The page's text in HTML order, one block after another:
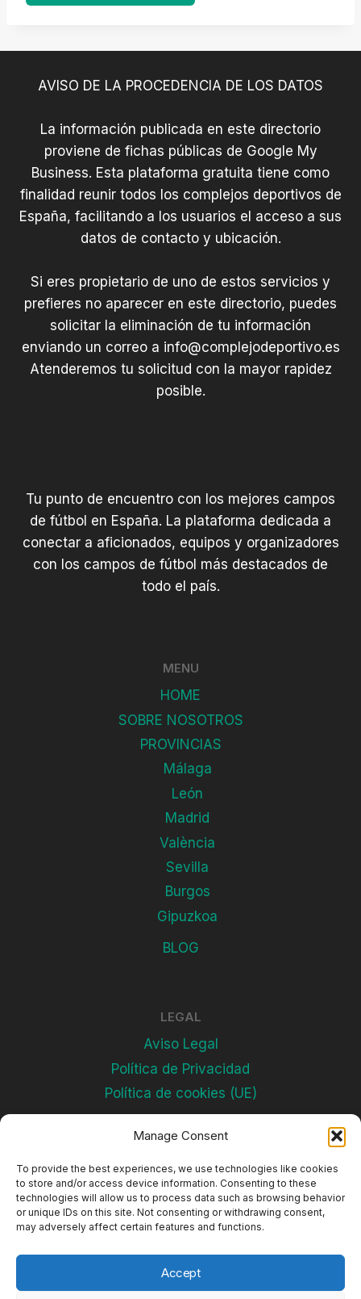
Manage Consent
To provide the best experiences, we use technologies like cookies
to store and/or access device information. Consenting to these
technologies will allow us to process data such as browsing behavior
or unique IDs on this site. Not consenting or withdrawing consent,
may adversely affect certain features and functions.
Accept
AVISO DE LA PROCEDENCIA DE LOS DATOS
La información publicada en este directorio
proviene de fichas públicas de Google My
Business. Esta plataforma gratuita tiene como
finalidad reunir todos los complejos deportivos de
España, facilitando a los usuarios el acceso a sus
datos de contacto y ubicación.
Si eres propietario de uno de estos servicios y
prefieres no aparecer en este directorio, puedes
solicitar la eliminación de tu información
enviando un correo a info@complejodeportivo.es
Atenderemos tu solicitud con la mayor rapidez
posible.
Tu punto de encuentro con los mejores campos
de fútbol en España. La plataforma dedicada a
conectar a aficionados, equipos y organizadores
con los campos de fútbol más destacados de
todo el país.
MENU
HOME
SOBRE NOSOTROS
PROVINCIAS
Málaga
León
Madrid
València
Sevilla
Burgos
Gipuzkoa
BLOG
LEGAL
Aviso Legal
Política de Privacidad
Política de cookies (UE)
Subscríbete